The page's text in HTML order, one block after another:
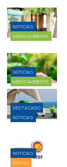
NOTICIAS
MEDIOAMBIENTE
NOTICIAS
MEDIOAMBIENTE
DESTACADO
NOTICIAS
NOTICIAS
SOCIAL